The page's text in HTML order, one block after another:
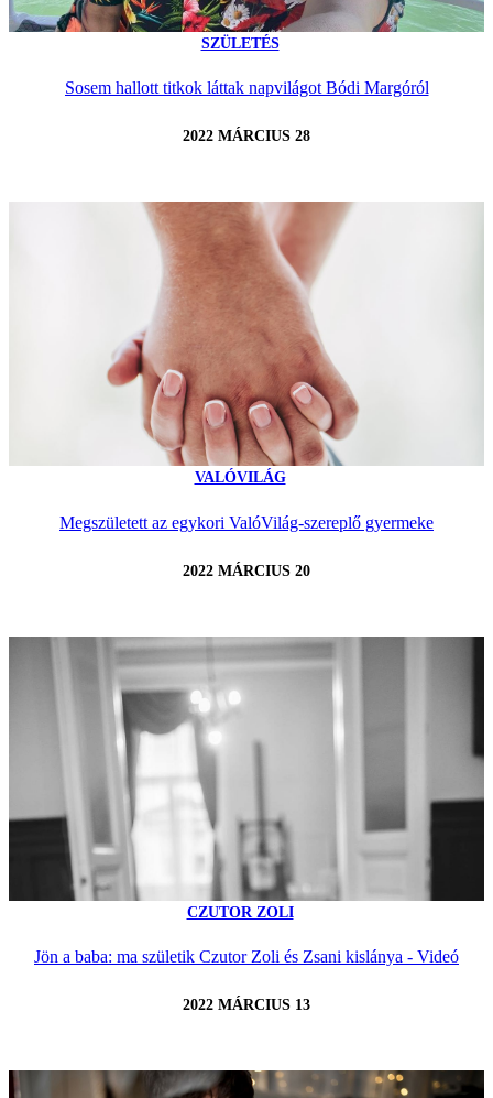
SZÜLETÉS
Sosem hallott titkok láttak napvilágot Bódi Margóról
2022 MÁRCIUS 28
VALÓVILÁG
Megszületett az egykori ValóVilág-szereplő gyermeke
2022 MÁRCIUS 20
CZUTOR ZOLI
Jön a baba: ma születik Czutor Zoli és Zsani kislánya - Videó
2022 MÁRCIUS 13